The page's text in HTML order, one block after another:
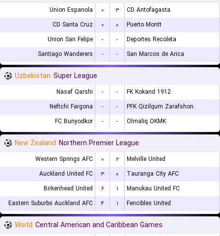
Union Espanola ۰ ۳
CD Antofagasta
CD Santa Cruz
۰ ۰
Puerto Montt
Union San Felipe
- -
Deportes Recoleta
Santiago Wanderers
- - San Marcos de Arica
Uzbekistan Super League
Nasaf Qarshi - -
FK Kokand 1912
Neftchi Fargona
- -
PFK Qizilqum Zarafshon
FC Bunyodkor
- - Olmaliq OKMK
New Zealand Northern Premier League
Western Springs AFC ۰ ۲
Melville United
Auckland United FC
۳ ۰
Tauranga City AFC
Birkenhead United
۶ ۱
Manukau United FC
Eastern Suburbs Auckland AFC
۴ ۱ Fencibles United
World Central American and Caribbean Games